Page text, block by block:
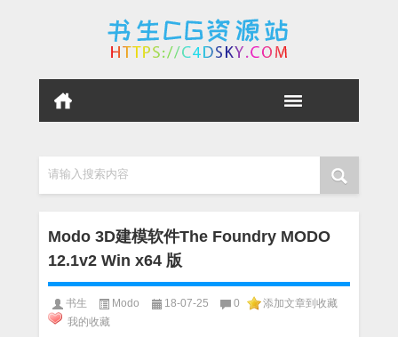
请输入搜索内容
Modo 3D建模软件The Foundry MODO
12.1v2 Win x64 版
书生 Modo 18-07-25 0
添加文章到收藏
我的收藏